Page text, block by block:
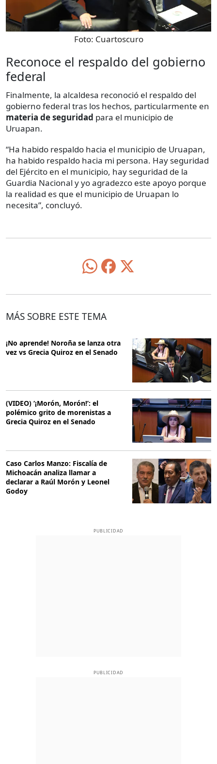
Foto: Cuartoscuro
Reconoce el respaldo del gobierno
federal
Finalmente, la alcaldesa reconoció el respaldo del
gobierno federal tras los hechos, particularmente en
materia de seguridad para el municipio de
Uruapan.
“Ha habido respaldo hacia el municipio de Uruapan,
ha habido respaldo hacia mi persona. Hay seguridad
del Ejército en el municipio, hay seguridad de la
Guardia Nacional y yo agradezco este apoyo porque
la realidad es que el municipio de Uruapan lo
necesita”, concluyó.
MÁS SOBRE ESTE TEMA
¡No aprende! Noroña se lanza otra
vez vs Grecia Quiroz en el Senado
(VIDEO) ‘¡Morón, Morón!’: el
polémico grito de morenistas a
Grecia Quiroz en el Senado
Caso Carlos Manzo: Fiscalía de
Michoacán analiza llamar a
declarar a Raúl Morón y Leonel
Godoy
PUBLICIDAD
PUBLICIDAD